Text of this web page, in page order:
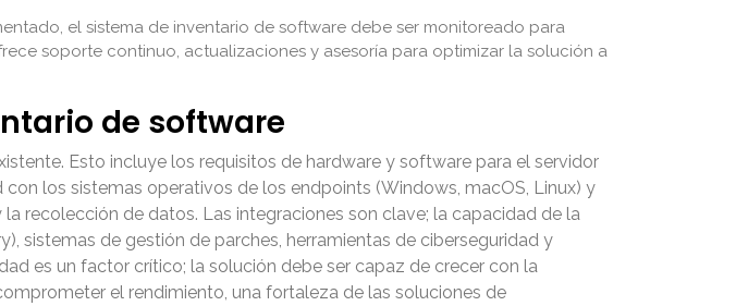
el sistema de inventario de software debe ser monitoreado para
soporte continuo, actualizaciones y asesoría para optimizar la solución a
de software
Esto incluye los requisitos de hardware y software para el servidor
los sistemas operativos de los endpoints (Windows, macOS, Linux) y
recolección de datos. Las integraciones son clave; la capacidad de la
sistemas de gestión de parches, herramientas de ciberseguridad y
es un factor crítico; la solución debe ser capaz de crecer con la
el rendimiento, una fortaleza de las soluciones de